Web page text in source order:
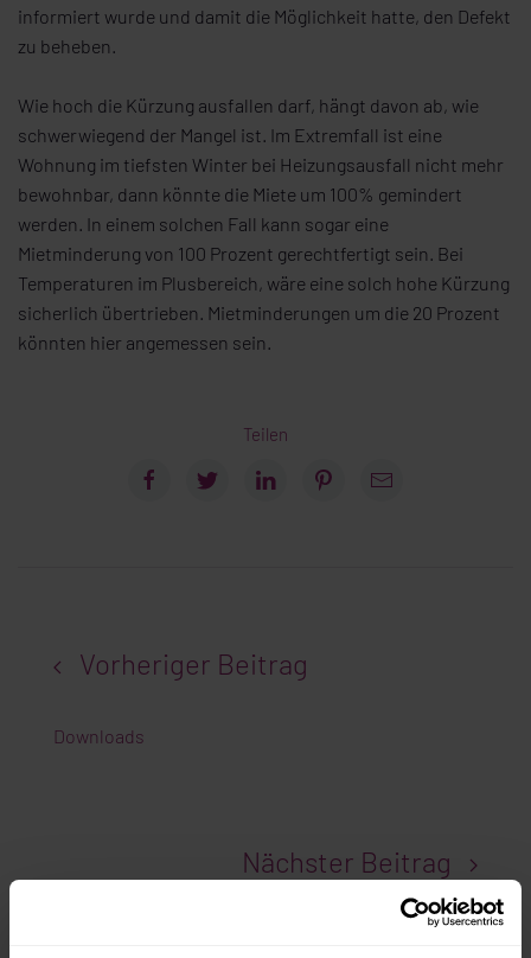
informiert wurde und damit die Möglichkeit hatte, den Defekt
zu beheben.
Wie hoch die Kürzung ausfallen darf, hängt davon ab, wie
schwerwiegend der Mangel ist. Im Extremfall ist eine
Wohnung im tiefsten Winter bei Heizungsausfall nicht mehr
bewohnbar, dann könnte die Miete um 100% gemindert
werden. In einem solchen Fall kann sogar eine
Mietminderung von 100 Prozent gerechtfertigt sein. Bei
Temperaturen im Plusbereich, wäre eine solch hohe Kürzung
sicherlich übertrieben. Mietminderungen um die 20 Prozent
könnten hier angemessen sein.
Teilen
Vorheriger Beitrag
Downloads
Nächster Beitrag
Mieterschutzbund fordert Verbot von